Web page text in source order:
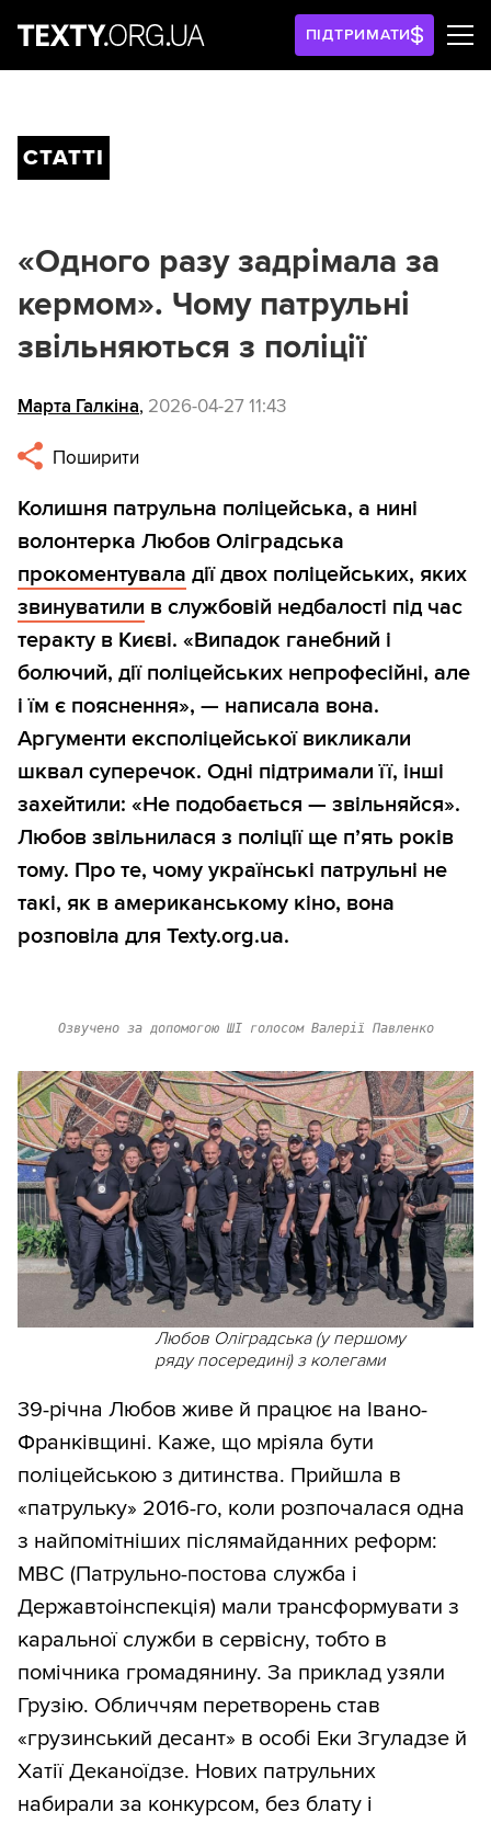
ПІДТРИМАТИ
СТАТТІ
«Одного разу задрімала за
кермом». Чому патрульні
звільняються з поліції
Марта Галкіна, 2026-04-27 11:43
Поширити
Колишня патрульна поліцейська, а нині
волонтерка Любов Оліградська
прокоментувала дії двох поліцейських, яких
звинуватили в службовій недбалості під час
теракту в Києві. «Випадок ганебний і
болючий, дії поліцейських непрофесійні, але
і їм є пояснення», — написала вона.
Аргументи експоліцейської викликали
шквал суперечок. Одні підтримали її, інші
захейтили: «Не подобається — звільняйся».
Любов звільнилася з поліції ще п’ять років
тому. Про те, чому українські патрульні не
такі, як в американському кіно, вона
розповіла для Texty.org.ua.
Озвучено за допомогою ШІ голосом Валерії Павленко
Любов Оліградська (у першому
ряду посередині) з колегами
39-річна Любов живе й працює на Івано-
Франківщині. Каже, що мріяла бути
поліцейською з дитинства. Прийшла в
«патрульку» 2016-го, коли розпочалася одна
з найпомітніших післямайданних реформ:
МВС (Патрульно-постова служба і
Державтоінспекція) мали трансформувати з
каральної служби в сервісну, тобто в
помічника громадянину. За приклад узяли
Грузію. Обличчям перетворень став
«грузинський десант» в особі Еки Згуладзе й
Хатії Деканоїдзе. Нових патрульних
набирали за конкурсом, без блату і